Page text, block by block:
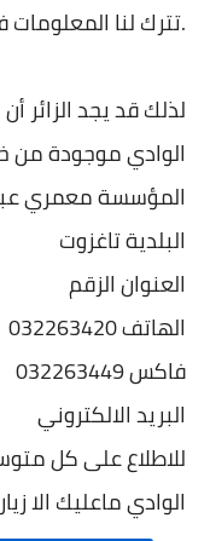
تترك لنا المعلومات في تعليق.
لذلك قد يجد
الوادي موجودة من
المؤسسة معمري
البلدية تاغزوت
العنوان الزقم
الهاتف 032263420
فاكس 032263449
البريد الالكتروني
للاطلاع على كل
الوادي ماعليك الا